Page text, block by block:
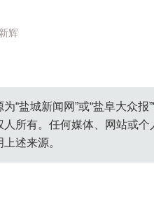
辉
“盐城新闻网”或“盐阜大众
所有。任何媒体、网站或
述来源。